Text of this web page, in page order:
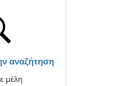
αναζήτηση
μέλη